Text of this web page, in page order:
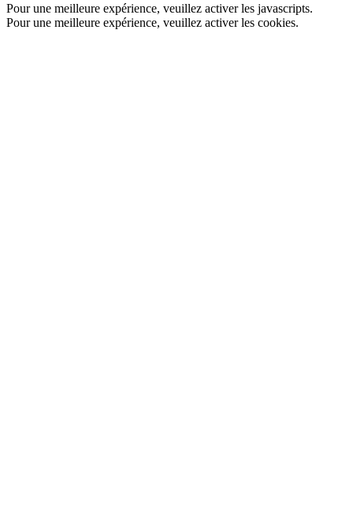
Pour une meilleure expérience, veuillez activer les javascripts.
Pour une meilleure expérience, veuillez activer les cookies.